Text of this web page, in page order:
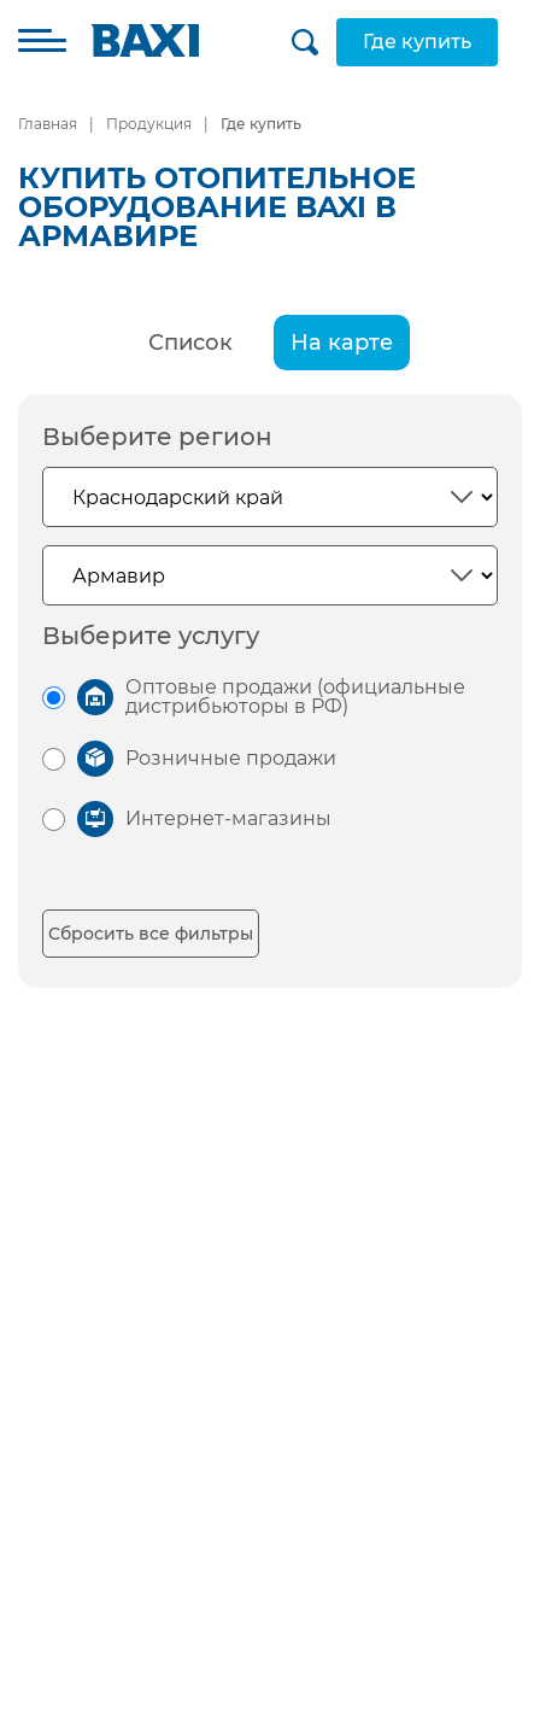
Где купить
Главная Продукция Где купить
КУПИТЬ ОТОПИТЕЛЬНОЕ
ОБОРУДОВАНИЕ BAXI В
АРМАВИРЕ
Список На карте
Выберите регион
Выберите услугу
Оптовые продажи (официальные
дистрибьюторы в РФ)
Розничные продажи
Интернет-магазины
Сбросить все фильтры